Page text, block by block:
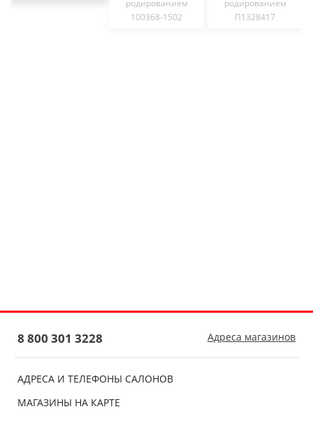
родированием
100368-1502
родированием
П1328417
АДРЕСА И ТЕЛЕФОНЫ САЛОНОВ
МАГАЗИНЫ НА КАРТЕ
8 800 301 3228 Адреса магазинов